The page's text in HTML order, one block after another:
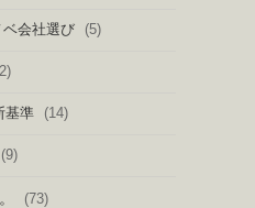
会社選び (5)
基準 (14)
(9)
(73)